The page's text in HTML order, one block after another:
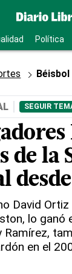
Política
Béisbol
SEGUIR
de la
desde
David
lo ganó
Ramírez,
en el